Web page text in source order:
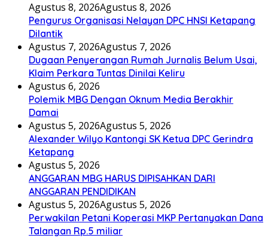
Agustus 8, 2026Agustus 8, 2026
Pengurus Organisasi Nelayan DPC HNSI Ketapang
Dilantik
Agustus 7, 2026Agustus 7, 2026
Dugaan Penyerangan Rumah Jurnalis Belum Usai,
Klaim Perkara Tuntas Dinilai Keliru
Agustus 6, 2026
Polemik MBG Dengan Oknum Media Berakhir
Damai
Agustus 5, 2026Agustus 5, 2026
Alexander Wilyo Kantongi SK Ketua DPC Gerindra
Ketapang
Agustus 5, 2026
ANGGARAN MBG HARUS DIPISAHKAN DARI
ANGGARAN PENDIDIKAN
Agustus 5, 2026Agustus 5, 2026
Perwakilan Petani Koperasi MKP Pertanyakan Dana
Talangan Rp.5 miliar